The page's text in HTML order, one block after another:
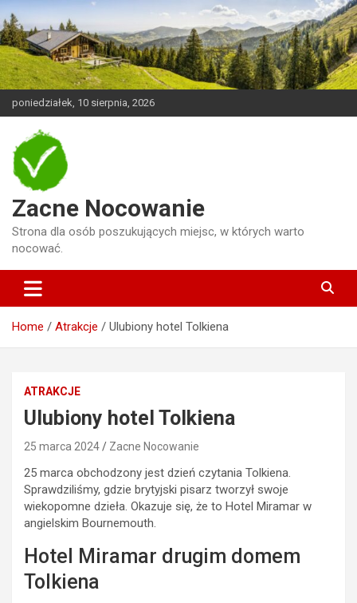
Skip
to
content
poniedziałek, 10 sierpnia, 2026
Zacne Nocowanie
Strona dla osób poszukujących miejsc, w których warto
nocować.
Home Atrakcje Ulubiony hotel Tolkiena
ATRAKCJE
Ulubiony hotel Tolkiena
25 marca 2024 Zacne Nocowanie
25 marca obchodzony jest dzień czytania Tolkiena.
Sprawdziliśmy, gdzie brytyjski pisarz tworzył swoje
wiekopomne dzieła. Okazuje się, że to Hotel Miramar w
angielskim Bournemouth.
Hotel Miramar drugim domem
Tolkiena